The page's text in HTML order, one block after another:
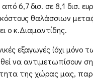
6,7 δισ. σε 8,1 δισ.
θαλάσσιων
ο κ.Διαμαντίδης.
εξαγωγές (όχι μόνο
να αντιμετωπίσουν
της χώρας μας,